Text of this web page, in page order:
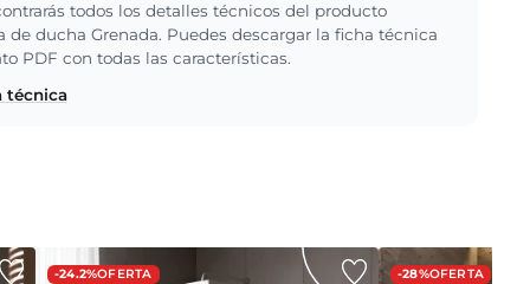
todos los detalles técnicos del producto
de ducha Grenada. Puedes descargar la ficha técnica
PDF con todas las características.
técnica
-24.2%OFERTA -28%OFERTA